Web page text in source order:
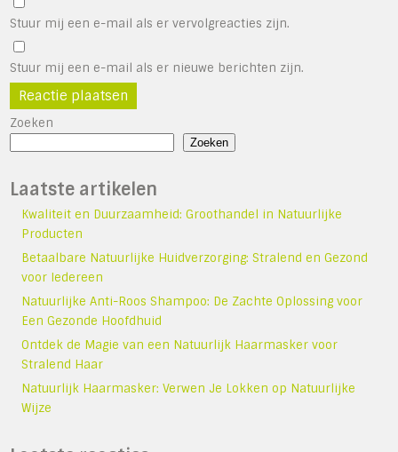
Stuur mij een e-mail als er vervolgreacties zijn.
Stuur mij een e-mail als er nieuwe berichten zijn.
Zoeken
Zoeken
Laatste artikelen
Kwaliteit en Duurzaamheid: Groothandel in Natuurlijke
Producten
Betaalbare Natuurlijke Huidverzorging: Stralend en Gezond
voor Iedereen
Natuurlijke Anti-Roos Shampoo: De Zachte Oplossing voor
Een Gezonde Hoofdhuid
Ontdek de Magie van een Natuurlijk Haarmasker voor
Stralend Haar
Natuurlijk Haarmasker: Verwen Je Lokken op Natuurlijke
Wijze